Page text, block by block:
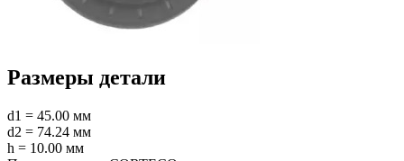
Размеры детали
d1 = 45.00 мм
d2 = 74.24 мм
h = 10.00 мм